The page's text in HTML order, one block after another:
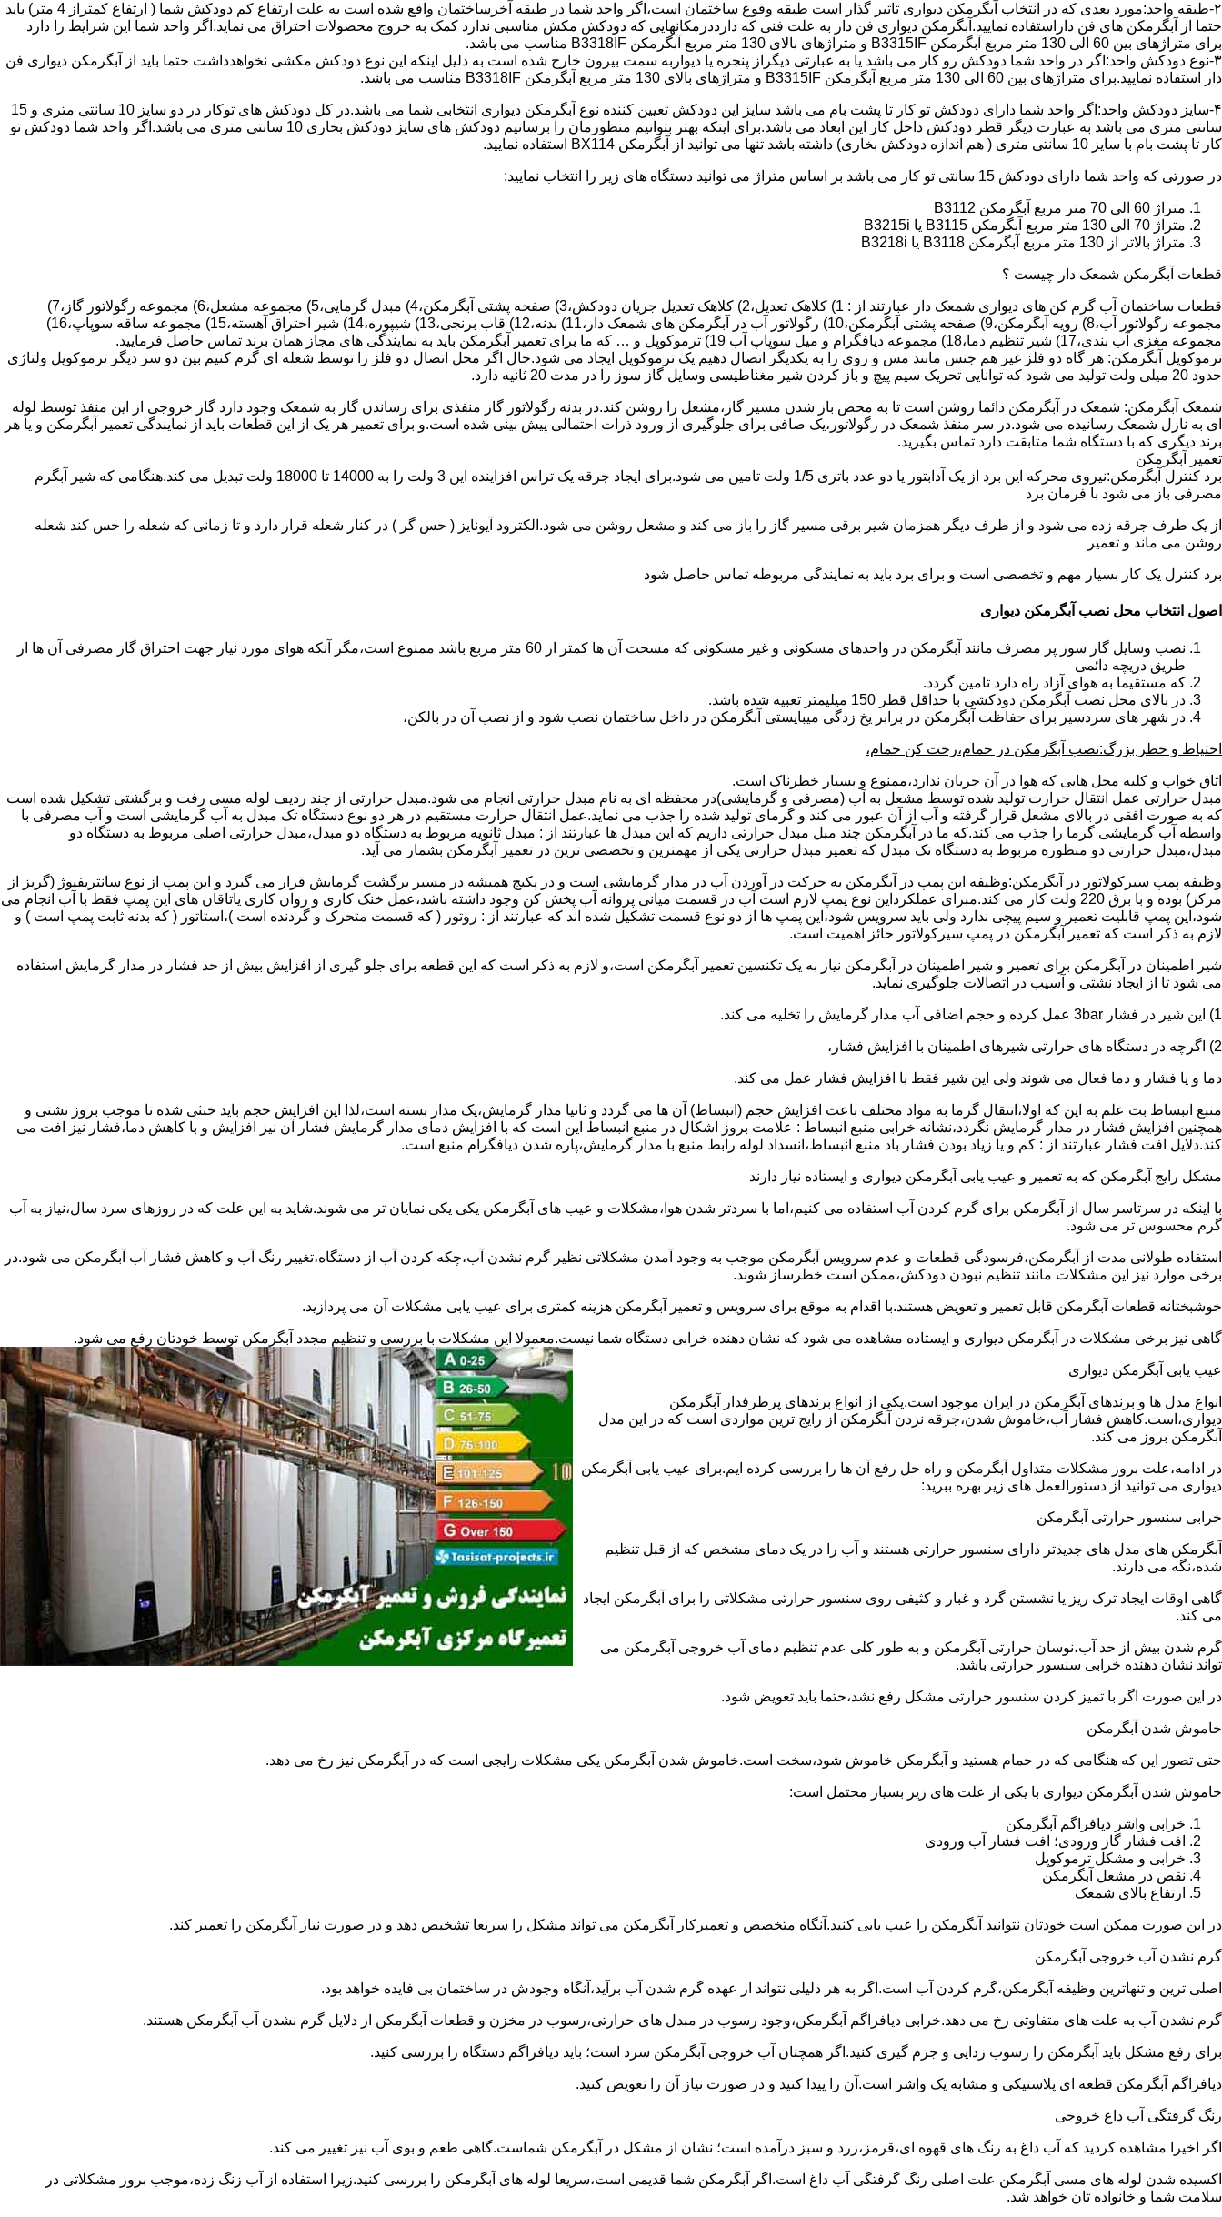
۲-طبقه واحد:مورد بعدی که در انتخاب آبگرمکن دیواری تاثیر گذار است طبقه وقوع ساختمان است،اگر واحد شما در طبقه آخرساختمان واقع شده است به علت ارتفاع کم دودکش شما ( ارتفاع کمتراز 4 متر) باید
حتما از آبگرمکن های فن داراستفاده نمایید.آبگرمکن دیواری فن دار به علت فنی که دارددرمکانهایی که دودکش مکش مناسبی ندارد کمک به خروج محصولات احتراق می نماید.اگر واحد شما این شرایط را دارد
برای متراژهای بین 60 الی 130 متر مربع آبگرمکن B3315IF و متراژهای بالای 130 متر مربع آبگرمکن B3318IF مناسب می باشد.
۳-نوع دودکش واحد:اگر در واحد شما دودکش رو کار می باشد یا به عبارتی دیگراز پنجره یا دیواربه سمت بیرون خارج شده است به دلیل اینکه این نوع دودکش مکشی نخواهدداشت حتما باید از آبگرمکن دیواری فن
دار استفاده نمایید.برای متراژهای بین 60 الی 130 متر مربع آبگرمکن B3315IF و متراژهای بالای 130 متر مربع آبگرمکن B3318IF مناسب می باشد.
۴-سایز دودکش واحد:اگر واحد شما دارای دودکش تو کار تا پشت بام می باشد سایز این دودکش تعیین کننده نوع آبگرمکن دیواری انتخابی شما می باشد.در کل دودکش های توکار در دو سایز 10 سانتی متری و 15
سانتی متری می باشد به عبارت دیگر قطر دودکش داخل کار این ابعاد می باشد.برای اینکه بهتر بتوانیم منظورمان را برسانیم دودکش های سایز دودکش بخاری 10 سانتی متری می باشد.اگر واحد شما دودکش تو
کار تا پشت بام با سایز 10 سانتی متری ( هم اندازه دودکش بخاری) داشته باشد تنها می توانید از آبگرمکن BX114 استفاده نمایید.
در صورتی که واحد شما دارای دودکش 15 سانتی تو کار می باشد بر اساس متراژ می توانید دستگاه های زیر را انتخاب نمایید:
متراژ 60 الی 70 متر مربع آبگرمکن B3112
متراژ 70 الی 130 متر مربع آبگرمکن B3115 یا B3215i
متراژ بالاتر از 130 متر مربع آبگرمکن B3118 یا B3218i
قطعات آبگرمکن شمعک دار چیست ؟
قطعات ساختمان آب گرم کن های دیواری شمعک دار عبارتند از : 1) کلاهک تعدیل،2) کلاهک تعدیل جریان دودکش،3) صفحه پشتی آبگرمکن،4) مبدل گرمایی،5) مجموعه مشعل،6) مجموعه رگولاتور گاز،7)
مجموعه رگولاتور آب،8) رویه آبگرمکن،9) صفحه پشتی آبگرمکن،10) رگولاتور آب در آبگرمکن های شمعک دار،11) بدنه،12) قاب برنجی،13) شیپوره،14) شیر احتراق آهسته،15) مجموعه ساقه سوپاپ،16)
مجموعه مغزی آب بندی،17) شیر تنظیم دما،18) مجموعه دیافگرام و میل سوپاپ آب 19) ترموکوپل و … که ما برای تعمیر آبگرمکن باید به نمایندگی های مجاز همان برند تماس حاصل فرمایید.
ترموکوپل آبگرمکن: هر گاه دو فلز غیر هم جنس مانند مس و روی را به یکدیگر اتصال دهیم یک ترموکوپل ایجاد می شود.حال اگر محل اتصال دو فلز را توسط شعله ای گرم کنیم بین دو سر دیگر ترموکوپل ولتاژی
حدود 20 میلی ولت تولید می شود که توانایی تحریک سیم پیچ و باز کردن شیر مغناطیسی وسایل گاز سوز را در مدت 20 ثانیه دارد.
شمعک آبگرمکن: شمعک در آبگرمکن دائما روشن است تا به محض باز شدن مسیر گاز،مشعل را روشن کند.در بدنه رگولاتور گاز منفذی برای رساندن گاز به شمعک وجود دارد گاز خروجی از این منفذ توسط لوله
ای به نازل شمعک رسانیده می شود.در سر منفذ شمعک در رگولاتور،یک صافی برای جلوگیری از ورود ذرات احتمالی پیش بینی شده است.و برای تعمیر هر یک از این قطعات باید از نمایندگی تعمیر آبگرمکن و یا هر
برند دیگری که با دستگاه شما متابقت دارد تماس بگیرید.
تعمیر آبگرمکن
برد کنترل آبگرمکن:نیروی محرکه این برد از یک آدابتور یا دو عدد باتری 1/5 ولت تامین می شود.برای ایجاد جرقه یک تراس افزاینده این 3 ولت را به 14000 تا 18000 ولت تبدیل می کند.هنگامی که شیر آبگرم
مصرفی باز می شود با فرمان برد
از یک طرف جرقه زده می شود و از طرف دیگر همزمان شیر برقی مسیر گاز را باز می کند و مشعل روشن می شود.الکترود آیونایز ( حس گر ) در کنار شعله قرار دارد و تا زمانی که شعله را حس کند شعله
روشن می ماند و تعمیر
برد کنترل یک کار بسیار مهم و تخصصی است و برای برد باید به نمایندگی مربوطه تماس حاصل شود
اصول انتخاب محل نصب آبگرمکن دیواری
نصب وسایل گاز سوز پر مصرف مانند آبگرمکن در واحدهای مسکونی و غیر مسکونی که مسحت آن ها کمتر از 60 متر مربع باشد ممنوع است،مگر آنکه هوای مورد نیاز جهت احتراق گاز مصرفی آن ها از
طریق دریچه دائمی
که مستقیما به هوای آزاد راه دارد تامین گردد.
در بالای محل نصب آبگرمکن دودکشی با حداقل قطر 150 میلیمتر تعبیه شده باشد.
در شهر های سردسیر برای حفاظت آبگرمکن در برابر یخ زدگی میبایستی آبگرمکن در داخل ساختمان نصب شود و از نصب آن در بالکن،
احتیاط و خطر بزرگ:نصب آبگرمکن در حمام،رخت کن حمام،
اتاق خواب و کلیه محل هایی که هوا در آن جریان ندارد،ممنوع و بسیار خطرناک است.
مبدل حرارتی عمل انتقال حرارت تولید شده توسط مشعل به آب (مصرفی و گرمایشی)در محفظه ای به نام مبدل حرارتی انجام می شود.مبدل حرارتی از چند ردیف لوله مسی رفت و برگشتی تشکیل شده است
که به صورت افقی در بالای مشعل قرار گرفته و آب از آن عبور می کند و گرمای تولید شده را جذب می نماید.عمل انتقال حرارت مستقیم در هر دو نوع دستگاه تک مبدل به آب گرمایشی است و آب مصرفی با
واسطه آب گرمایشی گرما را جذب می کند.که ما در آبگرمکن چند مبل مبدل حرارتی داریم که این مبدل ها عبارتند از : مبدل ثانویه مربوط به دستگاه دو مبدل،مبدل حرارتی اصلی مربوط به دستگاه دو
مبدل،مبدل حرارتی دو منظوره مربوط به دستگاه تک مبدل که تعمیر مبدل حرارتی یکی از مهمترین و تخصصی ترین در تعمیر آبگرمکن بشمار می آید.
وظیفه پمپ سیرکولاتور در آبگرمکن:وظیفه این پمپ در آبگرمکن به حرکت در آوردن آب در مدار گرمایشی است و در پکیج همیشه در مسیر برگشت گرمایش قرار می گیرد و این پمپ از نوع سانتریفیوژ (گریز از
مرکز) بوده و با برق 220 ولت کار می کند.مبرای عملکرداین نوع پمپ لازم است آب در قسمت میانی پروانه آب پخش کن وجود داشته باشد،عمل خنک کاری و روان کاری یاتاقان های این پمپ فقط با آب انجام می
شود،این پمپ قابلیت تعمیر و سیم پیچی ندارد ولی باید سرویس شود،این پمپ ها از دو نوع قسمت تشکیل شده اند که عبارتند از : روتور ( که قسمت متحرک و گردنده است )،استاتور ( که بدنه ثابت پمپ است ) و
لازم به ذکر است که تعمیر آبگرمکن در پمپ سیرکولاتور حائز اهمیت است.
شیر اطمینان در آبگرمکن برای تعمیر و شیر اطمینان در آبگرمکن نیاز به یک تکنسین تعمیر آبگرمکن است،و لازم به ذکر است که این قطعه برای جلو گیری از افزایش بیش از حد فشار در مدار گرمایش استفاده
می شود تا از ایجاد نشتی و آسیب در اتصالات جلوگیری نماید.
1) این شیر در فشار 3bar عمل کرده و حجم اضافی آب مدار گرمایش را تخلیه می کند.
2) اگرچه در دستگاه های حرارتی شیرهای اطمینان با افزایش فشار،
دما و یا فشار و دما فعال می شوند ولی این شیر فقط با افزایش فشار عمل می کند.
منبع انبساط بت علم به این که اولا،انتقال گرما به مواد مختلف باعث افزایش حجم (اتبساط) آن ها می گردد و ثانیا مدار گرمایش،یک مدار بسته است،لذا این افزایش حجم باید خنثی شده تا موجب بروز نشتی و
همچنین افزایش فشار در مدار گرمایش نگردد،نشانه خرابی منبع انبساط : علامت بروز اشکال در منبع انبساط این است که با افزایش دمای مدار گرمایش فشار آن نیز افزایش و با کاهش دما،فشار نیز افت می
کند.دلایل افت فشار عبارتند از : کم و یا زیاد بودن فشار باد منبع انبساط،انسداد لوله رابط منبع با مدار گرمایش،پاره شدن دیافگرام منبع است.
مشکل رایج آبگرمکن که به تعمیر و عیب یابی آبگرمکن دیواری و ایستاده نیاز دارند
با اینکه در سرتاسر سال از آبگرمکن برای گرم کردن آب استفاده می کنیم،اما با سردتر شدن هوا،مشکلات و عیب های آبگرمکن یکی یکی نمایان تر می شوند.شاید به این علت که در روزهای سرد سال،نیاز به آب
گرم محسوس تر می شود.
استفاده طولانی مدت از آبگرمکن،فرسودگی قطعات و عدم سرویس آبگرمکن موجب به وجود آمدن مشکلاتی نظیر گرم نشدن آب،چکه کردن آب از دستگاه،تغییر رنگ آب و کاهش فشار آب آبگرمکن می شود.در
برخی موارد نیز این مشکلات مانند تنظیم نبودن دودکش،ممکن است خطرساز شوند.
خوشبختانه قطعات آبگرمکن قابل تعمیر و تعویض هستند.با اقدام به موقع برای سرویس و تعمیر آبگرمکن هزینه کمتری برای عیب یابی مشکلات آن می پردازید.
گاهی نیز برخی مشکلات در آبگرمکن دیواری و ایستاده مشاهده می شود که نشان دهنده خرابی دستگاه شما نیست.معمولا این مشکلات با بررسی و تنظیم مجدد آبگرمکن توسط خودتان رفع می شود.
عیب یابی آبگرمکن دیواری
انواع مدل ها و برندهای آبگرمکن در ایران موجود است.یکی از انواع برندهای پرطرفدار آبگرمکن
دیواری،است.کاهش فشار آب،خاموش شدن،جرقه نزدن آبگرمکن از رایج ترین مواردی است که در این مدل
آبگرمکن بروز می کند.
در ادامه،علت بروز مشکلات متداول آبگرمکن و راه حل رفع آن ها را بررسی کرده ایم.برای عیب یابی آبگرمکن
دیواری می توانید از دستورالعمل های زیر بهره ببرید:
خرابی سنسور حرارتی آبگرمکن
آبگرمکن های مدل های جدیدتر دارای سنسور حرارتی هستند و آب را در یک دمای مشخص که از قبل تنظیم
شده،نگه می دارند.
گاهی اوقات ایجاد ترک ریز یا نشستن گرد و غبار و کثیفی روی سنسور حرارتی مشکلاتی را برای آبگرمکن ایجاد
می کند.
گرم شدن بیش از حد آب،نوسان حرارتی آبگرمکن و به طور کلی عدم تنظیم دمای آب خروجی آبگرمکن می
تواند نشان دهنده خرابی سنسور حرارتی باشد.
در این صورت اگر با تمیز کردن سنسور حرارتی مشکل رفع نشد،حتما باید تعویض شود.
خاموش شدن آبگرمکن
حتی تصور این که هنگامی که در حمام هستید و آبگرمکن خاموش شود،سخت است.خاموش شدن آبگرمکن یکی مشکلات رایجی است که در آبگرمکن نیز رخ می دهد.
خاموش شدن آبگرمکن دیواری با یکی از علت های زیر بسیار محتمل است:
خرابی واشر دیافراگم آبگرمکن
افت فشار گاز ورودی؛ افت فشار آب ورودی
خرابی و مشکل ترموکوپل
نقص در مشعل آبگرمکن
ارتفاع بالای شمعک
در این صورت ممکن است خودتان نتوانید آبگرمکن را عیب یابی کنید.آنگاه متخصص و تعمیرکار آبگرمکن می تواند مشکل را سریعا تشخیص دهد و در صورت نیاز آبگرمکن را تعمیر کند.
گرم نشدن آب خروجی آبگرمکن
اصلی ترین و تنهاترین وظیفه آبگرمکن،گرم کردن آب است.اگر به هر دلیلی نتواند از عهده گرم شدن آب برآید،آنگاه وجودش در ساختمان بی فایده خواهد بود.
گرم نشدن آب به علت های متفاوتی رخ می دهد.خرابی دیافراگم آبگرمکن،وجود رسوب در مبدل های حرارتی،رسوب در مخزن و قطعات آبگرمکن از دلایل گرم نشدن آب آبگرمکن هستند.
برای رفع مشکل باید آبگرمکن را رسوب زدایی و جرم گیری کنید.اگر همچنان آب خروجی آبگرمکن سرد است؛ باید دیافراگم دستگاه را بررسی کنید.
دیافراگم آبگرمکن قطعه ای پلاستیکی و مشابه یک واشر است.آن را پیدا کنید و در صورت نیاز آن را تعویض کنید.
رنگ گرفتگی آب داغ خروجی
اگر اخیرا مشاهده کردید که آب داغ به رنگ های قهوه ای،قرمز،زرد و سبز درآمده است؛ نشان از مشکل در آبگرمکن شماست.گاهی طعم و بوی آب نیز تغییر می کند.
اکسیده شدن لوله های مسی آبگرمکن علت اصلی رنگ گرفتگی آب داغ است.اگر آبگرمکن شما قدیمی است،سریعا لوله های آبگرمکن را بررسی کنید.زیرا استفاده از آب زنگ زده،موجب بروز مشکلاتی در
سلامت شما و خانواده تان خواهد شد.